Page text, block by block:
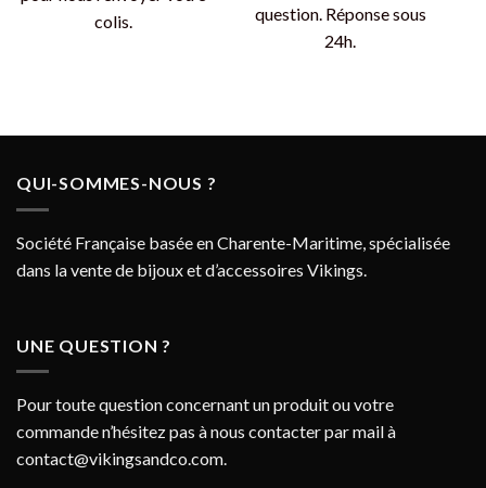
colis.
question. Réponse sous
24h.
QUI-SOMMES-NOUS ?
Société Française basée en Charente-Maritime, spécialisée
dans la vente de bijoux et d’accessoires Vikings.
UNE QUESTION ?
Pour toute question concernant un produit ou votre
commande n’hésitez pas à nous contacter par mail à
contact@vikingsandco.com.